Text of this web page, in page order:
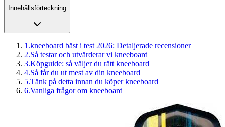
Innehållsförteckning
1 .kneeboard bäst i test 2026: Detaljerade recensioner
2.Så testar och utvärderar vi kneeboard
3.Köpguide: så väljer du rätt kneeboard
4.Så får du ut mest av din kneeboard
5.Tänk på detta innan du köper kneeboard
6.Vanliga frågor om kneeboard